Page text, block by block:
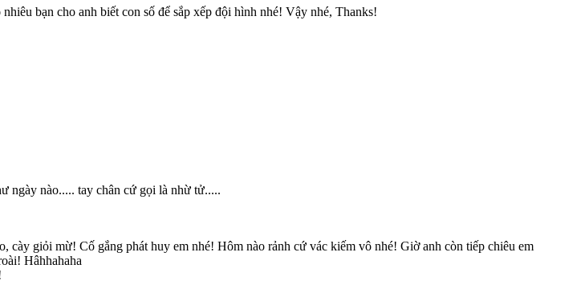
bạn cho anh biết con số để sắp xếp đội hình nhé! Vậy nhé, Thanks!
ngày nào..... tay chân cứ gọi là nhừ tử.....
cày giỏi mừ! Cố gắng phát huy em nhé! Hôm nào rảnh cứ vác kiếm vô nhé! Giờ anh còn tiếp chiêu em
Hâhhahaha